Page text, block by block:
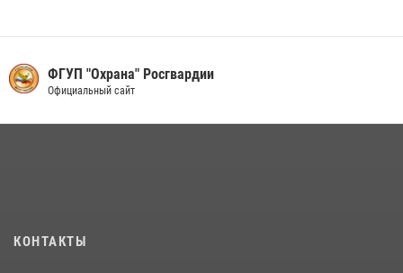
ФГУП "Охрана" Росгвардии
Официальный сайт
КОНТАКТЫ